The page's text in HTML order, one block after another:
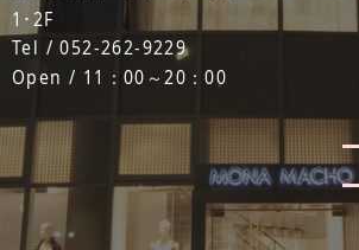
1･2F
Tel / 052-262-9229
Open / 11：00～20：00